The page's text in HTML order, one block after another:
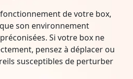
de votre box,
son environnement
Si votre box ne
pensez à déplacer ou
susceptibles de perturber